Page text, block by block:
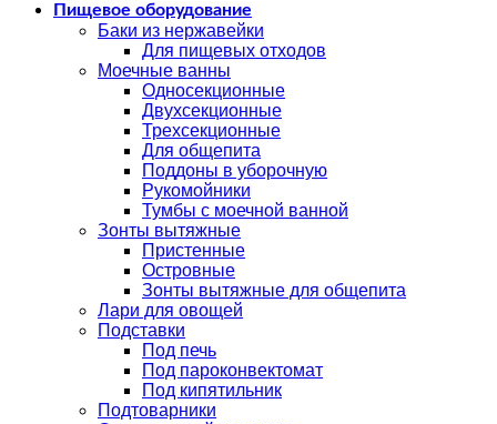
Пищевое оборудование
Баки из нержавейки
Для пищевых отходов
Моечные ванны
Односекционные
Двухсекционные
Трехсекционные
Для общепита
Поддоны в уборочную
Рукомойники
Тумбы с моечной ванной
Зонты вытяжные
Пристенные
Островные
Зонты вытяжные для общепита
Лари для овощей
Подставки
Под печь
Под пароконвектомат
Под кипятильник
Подтоварники